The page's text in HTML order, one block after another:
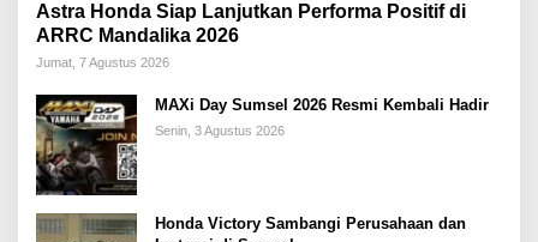
Astra Honda Siap Lanjutkan Performa Positif di
ARRC Mandalika 2026
Jumat, 7 Agustus 2026
MAXi Day Sumsel 2026 Resmi Kembali Hadir
Senin, 3 Agustus 2026
Honda Victory Sambangi Perusahaan dan